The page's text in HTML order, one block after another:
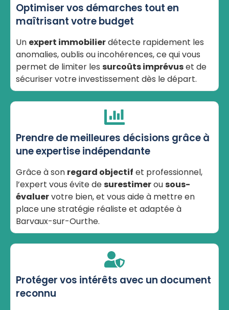
Optimiser vos démarches tout en
maîtrisant votre budget
Un expert immobilierdétecte rapidement les
anomalies, oublis ou incohérences, ce qui vous
permet de limiter les surcoûts imprévuset de
sécuriser votre investissement dès le départ.
Prendre de meilleures décisions grâce à
une expertise indépendante
Grâce à son regard objectif et professionnel,
l’expert vous évite desurestimerousous-
évaluervotre bien, et vous aide à mettre en
place une stratégie réaliste et adaptée à
Barvaux-sur-Ourthe.
Protéger vos intérêts avec un document
reconnu